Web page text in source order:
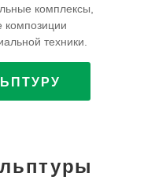
комплексы,
композиции
техники.